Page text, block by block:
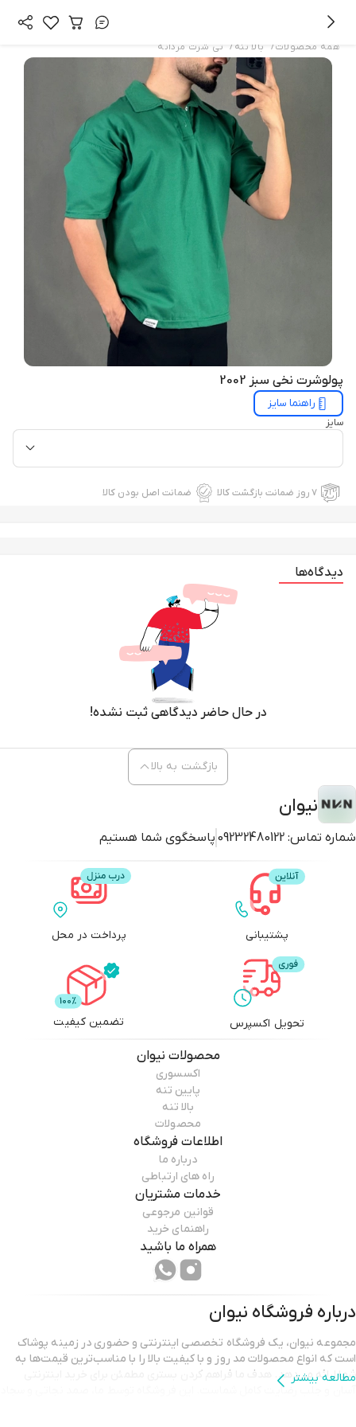
همه محصولات/ بالا تنه / تی شرت مردانه
پولوشرت نخی سبز 2002
راهنما سایز
سایز
۷ روز ضمانت بازگشت کالا ضمانت اصل بودن کالا
دیدگاه‌ها
در حال حاضر دیدگاهی ثبت نشده!
نیوان
شماره تماس: 09232480122 پاسخگوی شما هستیم
بازگشت به بالا
پشتیبانی پرداخت در محل
تحویل اکسپرس تضمین کیفیت
محصولات نیوان
اکسسوری
پایین تنه
بالا تنه
محصولات
اطلاعات فروشگاه
درباره ما
راه های ارتباطی
خدمات مشتریان
قوانین مرجوعی
راهنمای خرید
همراه ما باشید
درباره فروشگاه نیوان
مجموعه نیوان، یک فروشگاه تخصصی اینترنتی و حضوری در زمینه پوشاک
است که انواع محصولات مد روز و با کیفیت بالا را با مناسب‌ترین قیمت‌ها به
شما ارائه می‌دهد. هدف ما فراهم کردن بستری مطمئن برای خرید اینترنتی
آسان و جلب رضایت کامل شماست. این فروشگاه توسط ما، صمد نجاتی و سجاد
مطالعه بیشتر